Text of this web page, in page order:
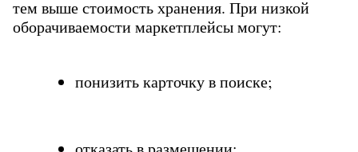
тем выше стоимость хранения. При низкой
оборачиваемости маркетплейсы могут:
понизить карточку в поиске;